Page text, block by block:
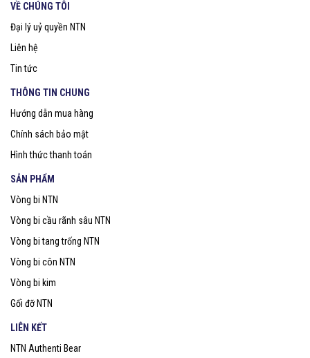
VỀ CHÚNG TÔI
Đại lý uỷ quyền NTN
Liên hệ
Tin tức
THÔNG TIN CHUNG
Hướng dẫn mua hàng
Chính sách bảo mật
Hình thức thanh toán
SẢN PHẨM
Vòng bi NTN
Vòng bi cầu rãnh sâu NTN
Vòng bi tang trống NTN
Vòng bi côn NTN
Vòng bi kim
Gối đỡ NTN
LIÊN KẾT
NTN Authenti Bear